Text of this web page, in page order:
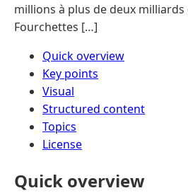
millions à plus de deux milliards
Fourchettes […]
Quick overview
Key points
Visual
Structured content
Topics
License
Quick overview